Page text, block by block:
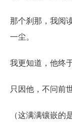
那个刹那，我阅
一尘。
我更知道，他终
只因他，不问前
（这满满镶嵌